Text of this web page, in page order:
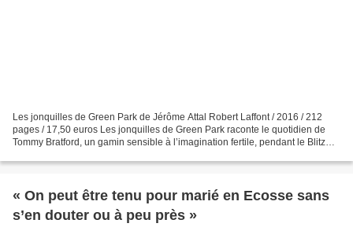
Les jonquilles de Green Park de Jérôme Attal Robert Laffont / 2016 / 212
pages / 17,50 euros Les jonquilles de Green Park raconte le quotidien de
Tommy Bratford, un gamin sensible à l’imagination fertile, pendant le Blitz
« On peut être tenu pour marié en Ecosse sans
s’en douter ou à peu près »